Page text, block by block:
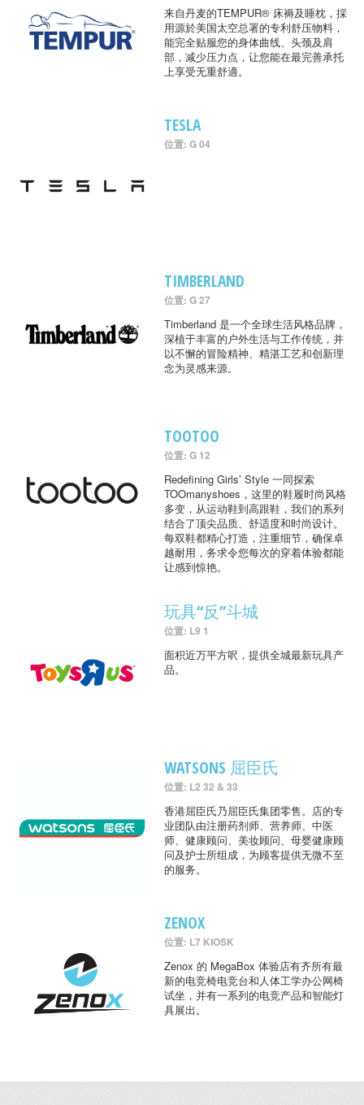
来自丹麦的TEMPUR® 床褥及睡枕，採
用源於美国太空总署的专利舒压物料，
能完全贴服您的身体曲线、头颈及肩
部，减少压力点，让您能在最完善承托
上享受无重舒適。
TESLA
位置: G 04
TIMBERLAND
位置: G 27
Timberland 是一个全球生活风格品牌，
深植于丰富的户外生活与工作传统，并
以不懈的冒险精神、精湛工艺和创新理
念为灵感来源。
TOOTOO
位置: G 12
Redefining Girls’ Style 一同探索
TOOmanyshoes，这里的鞋履时尚风格
多变，从运动鞋到高跟鞋，我们的系列
结合了顶尖品质、舒适度和时尚设计。
每双鞋都精心打造，注重细节，确保卓
越耐用，务求令您每次的穿着体验都能
让感到惊艳。
玩具“反”斗城
位置: L9 1
面积近万平方呎，提供全城最新玩具产
品。
WATSONS 屈臣氏
位置: L2 32 & 33
香港屈臣氏乃屈臣氏集团零售。店的专
业团队由注册药剂师、营养师、中医
师、健康顾问、美妆顾问、母婴健康顾
问及护士所组成，为顾客提供无微不至
的服务。
ZENOX
位置: L7 KIOSK
Zenox 的 MegaBox 体验店有齐所有最
新的电竞椅电竞台和人体工学办公网椅
试坐，并有一系列的电竞产品和智能灯
具展出。